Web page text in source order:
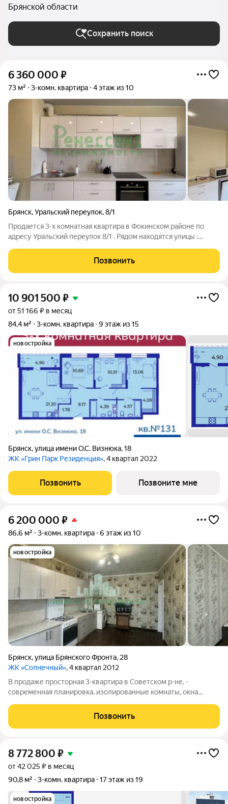
Брянской области
Сохранить поиск
6 360 000 ₽
73 м² 3-комн. квартира 4 этаж из 10
Брянск,Уральский переулок,8/1
Продается 3-х комнатная квартира в Фокинском районе по
адресу Уральский переулок 8/1 . Рядом находятся улицы :
доме есть грузовой
Позвонить
10 901 500 ₽
от 51 166 ₽ в месяц
84,4 м²
3-комн. квартира 9 этаж из 15
новостройка
Брянск,улица имени О.С. Визнюка,18
ЖК «Грин Парк Резиденция», 4 квартал 2022
Позвонить Позвоните мне
6 200 000 ₽
86,6 м² 3-комн. квартира 6 этаж из 10
новостройка
Брянск,улица Брянского Фронта, 28
ЖК «Солнечный», 4 квартал 2012
В продаже просторная 3-квартира в Советском р-не. -
современная планировка, изолированные комнаты, окна
выходом из кухни, второй с выходом из спальни, - просторная
кухня 14 кв. М., - светлая
Позвонить
8 772 800 ₽
от 42 025 ₽ в месяц
90,8 м²
3-комн. квартира 17 этаж из 19
новостройка